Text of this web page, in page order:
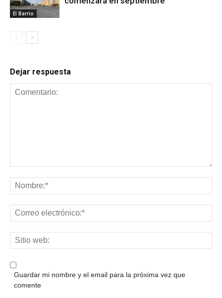
El Barrio
Dejar respuesta
Guardar mi nombre y el email para la próxima vez que
comente